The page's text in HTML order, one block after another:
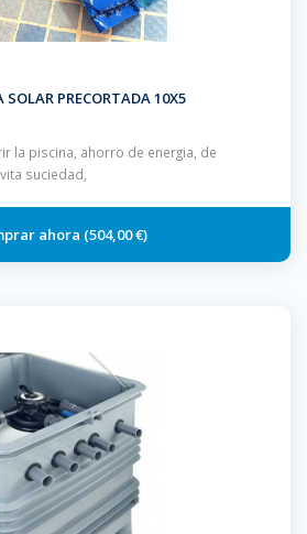
SOLAR PRECORTADA 10X5
la piscina, ahorro de energia, de
suciedad,
504,00 €